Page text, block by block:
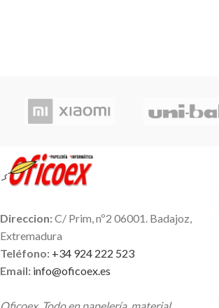
Direccion:C/ Prim, nº2 06001. Badajoz,
Extremadura
Teléfono: +34 924 222 523
Email: info@oficoex.es
Oficoex. Todo en papelería, material